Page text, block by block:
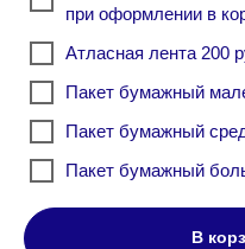
при оформлении в
Атласная лента 200
Пакет бумажный
Пакет бумажный
Пакет бумажный
В